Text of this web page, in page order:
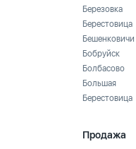
Березовка
Берестовица
Бешенковичи
Бобруйск
Болбасово
Большая
Берестовица
Продажа